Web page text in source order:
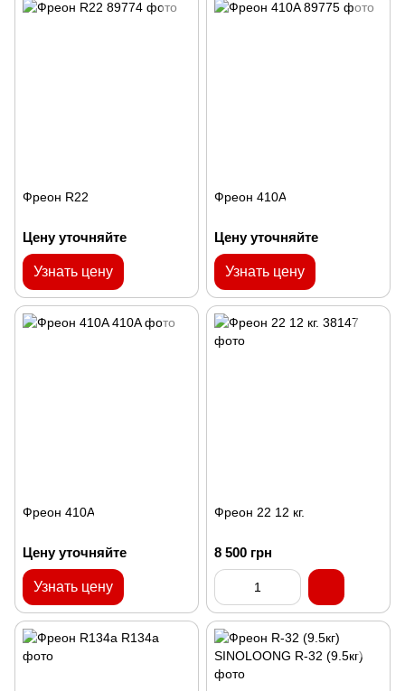
Фреон R22
Цену уточняйте
Узнать цену
Фреон 410A
Цену уточняйте
Узнать цену
Фреон 410A
Цену уточняйте
Узнать цену
Фреон 22 12 кг.
8 500 грн